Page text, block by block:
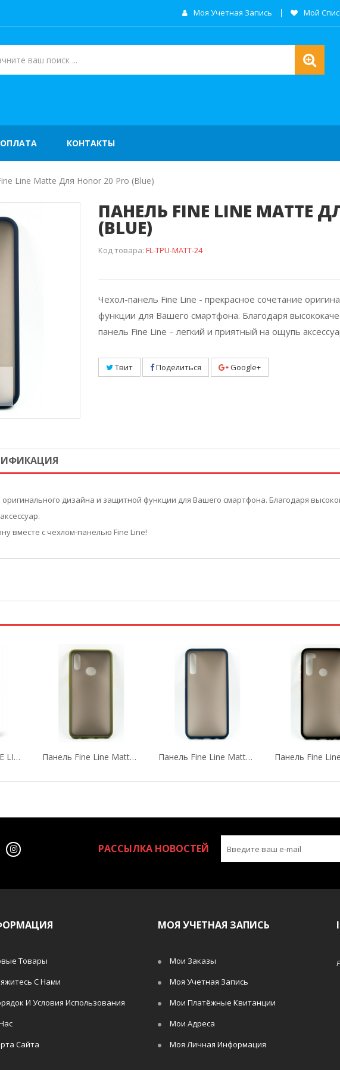
Моя Учетная Запись Мой
КОНТАКТЫ
Line Matte Для Honor 20 Pro (blue)
ПАНЕЛЬ FINE LINE MATTE
(BLUE)
Код товара: FL-TPU-MATT-24
Чехол-панель Fine Line - прекрасное сочетание
функции для Вашего смартфона. Благодаря
панель Fine Line – легкий и приятный на ощупь
Твит Поделиться Google+
дизайна и защитной функции для Вашего смартфона. Благодаря
вместе с чехлом-панелью Fine Line!
Чехол-Панель FINE LINE TPU Для Xiaomi Redmi Note 8 Панель Fine Line Matte Для Samsung Galaxy A10s... Панель Fine Line Matte Для Samsung Galaxy...
РАССЫЛКА НОВОСТЕЙ
Товары
С Нами
И Условия Использования
Сайта
МОЯ УЧЕТНАЯ ЗАПИСЬ
Мои Заказы
Моя Учетная Запись
Мои Платёжные Квитанции
Мои Адреса
Моя Личная Информация